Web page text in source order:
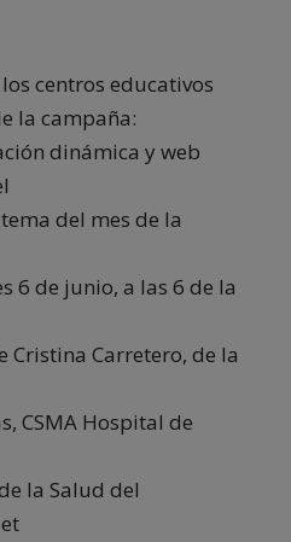
centros educativos
la campaña:
dinámica y web
del mes de la
6 de junio, a las 6 de la
Cristina Carretero, de la
CSMA Hospital de
la Salud del